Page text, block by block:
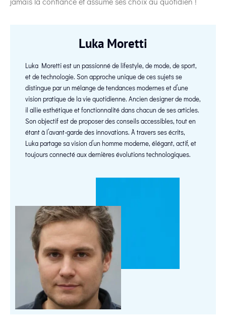
Luka Moretti
Luka Moretti est un passionné de lifestyle, de mode, de sport,
et de technologie. Son approche unique de ces sujets se
distingue par un mélange de tendances modernes et d’une
vision pratique de la vie quotidienne. Ancien designer de mode,
il allie esthétique et fonctionnalité dans chacun de ses articles.
Son objectif est de proposer des conseils accessibles, tout en
étant à l’avant-garde des innovations. À travers ses écrits,
Luka partage sa vision d’un homme moderne, élégant, actif, et
toujours connecté aux dernières évolutions technologiques.